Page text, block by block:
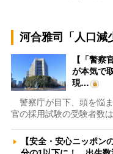
河合雅司「人口減
【「警察
が本気で
現…
警察庁が目下、頭を悩
官の採用試験の受験者数
【安全・安心ニッポン